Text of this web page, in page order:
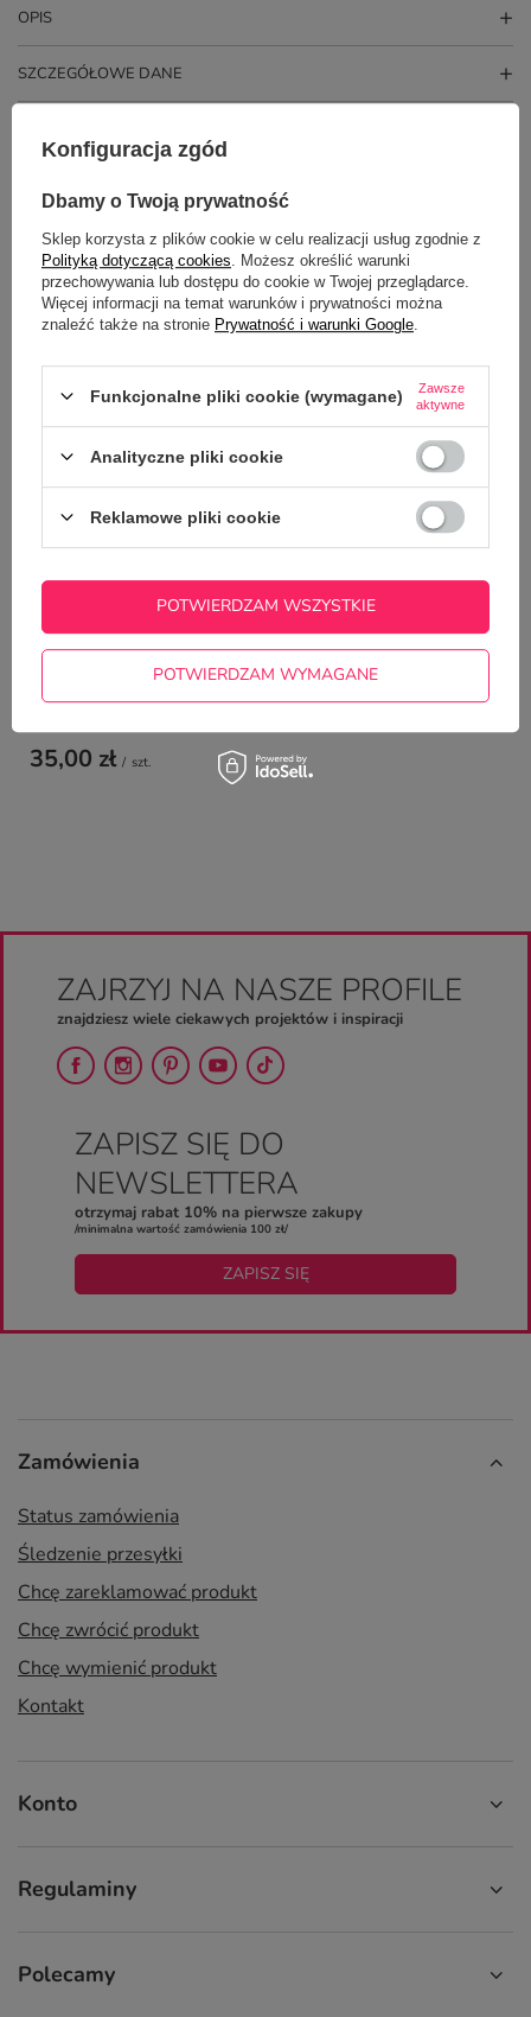
OPIS
SZCZEGÓŁOWE DANE
Zadaj pytanie a my odpowiemy
niezwłocznie, najciekawsze pytania i
odpowiedzi publikując dla innych.
ZADAJ PYTANIE
NAJCZĘŚCIEJ KUPOWANE Z
TYM TOWAREM
35,00 zł / szt.
Kubek CLASSIC z
22,50 zł
ZAJRZYJ NA NASZE PROFILE
znajdziesz wiele ciekawych projektów i inspiracji
ZAPISZ SIĘ DO
NEWSLETTERA
otrzymaj rabat 10% na pierwsze zakupy
/minimalna wartość zamówienia 100 zł/
ZAPISZ SIĘ
Zamówienia
Status zamówienia
Śledzenie przesyłki
Chcę zareklamować produkt
Chcę zwrócić produkt
Chcę wymienić produkt
Kontakt
Konto
Regulaminy
Polecamy
Konfiguracja zgód
Dbamy o Twoją prywatność
Sklep korzysta z plików cookie w celu realizacji usług zgodnie z
Polityką dotyczącą cookies . Możesz określić warunki
przechowywania lub dostępu do cookie w Twojej przeglądarce.
Więcej informacji na temat warunków i prywatności można
znaleźć także na stronie Prywatność i warunki Google
Funkcjonalne pliki cookie (wymagane)
Zawsze
aktywne
Analityczne pliki cookie
Reklamowe pliki cookie
POTWIERDZAM WYMAGANE
POTWIERDZAM WSZYSTKIE